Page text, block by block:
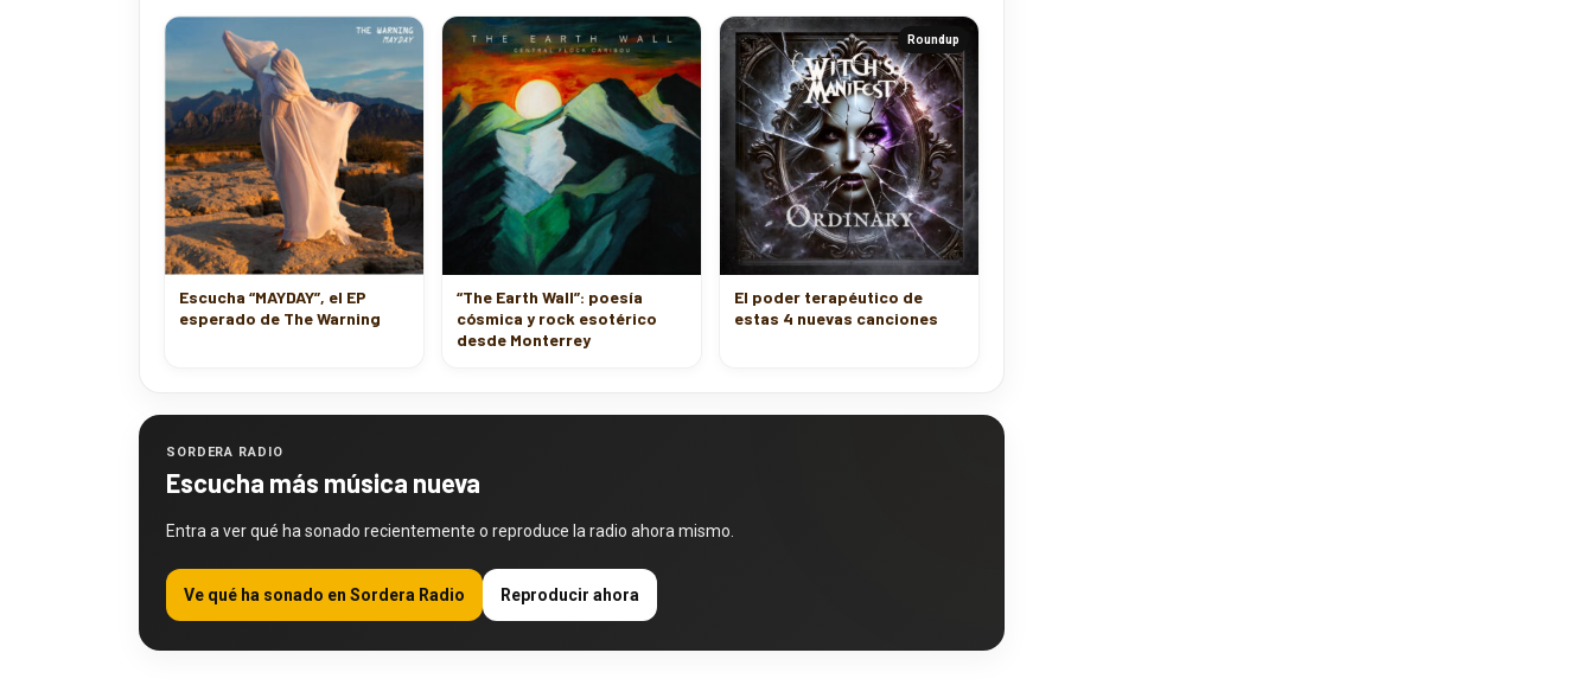
Escucha “MAYDAY”, el EP
esperado de The Warning
“The Earth Wall”: poesía
cósmica y rock esotérico
desde Monterrey
Roundup
El poder terapéutico de
estas 4 nuevas canciones
SORDERA RADIO
Escucha más música nueva
Entra a ver qué ha sonado recientemente o reproduce la radio ahora mismo.
Ve qué ha sonado en Sordera Radio Reproducir ahora